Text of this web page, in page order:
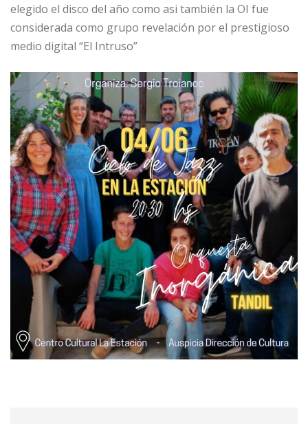
elegido el disco del año como asi también la OI fue
considerada como grupo revelación por el prestigioso
medio digital “El Intruso”